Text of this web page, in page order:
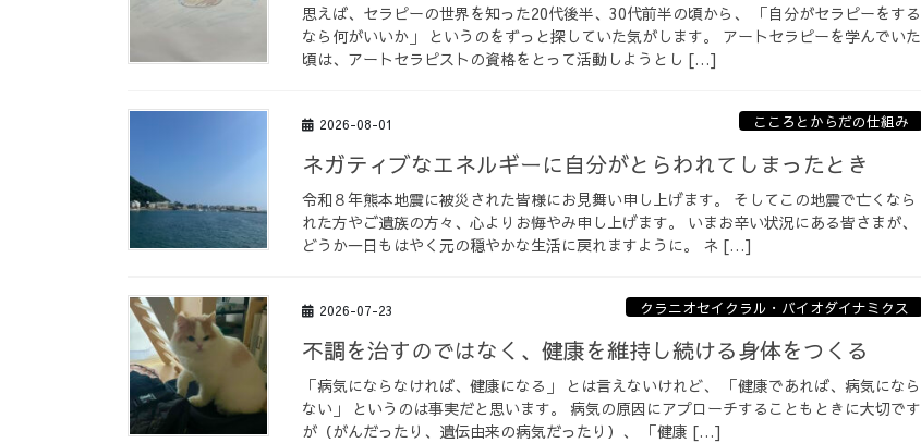
思えば、セラピーの世界を知った20代後半、30代前半の頃から、 「自分がセラピーをする
なら何がいいか」 というのをずっと探していた気がします。 アートセラピーを学んでいた
頃は、アートセラピストの資格をとって活動しようとし […]
2026-08-01 こころとからだの仕組み
ネガティブなエネルギーに自分がとらわれてしまったとき
令和８年熊本地震に被災された皆様にお見舞い申し上げます。 そしてこの地震で亡くなら
れた方やご遺族の方々、心よりお悔やみ申し上げます。 いまお辛い状況にある皆さまが、
どうか一日もはやく元の穏やかな生活に戻れますように。 ネ […]
2026-07-23 クラニオセイクラル・バイオダイナミクス
不調を治すのではなく、健康を維持し続ける身体をつくる
「病気にならなければ、健康になる」 とは言えないけれど、 「健康であれば、病気になら
ない」 というのは事実だと思います。 病気の原因にアプローチすることもときに大切です
が（がんだったり、遺伝由来の病気だったり）、 「健康 […]